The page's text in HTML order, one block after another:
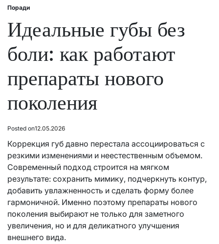
Posted
Поради
Идеальные губы без
боли: как работают
препараты нового
поколения
Posted on12.05.2026
Коррекция губ давно перестала ассоциироваться с
резкими изменениями и неестественным объемом.
Современный подход строится на мягком
результате: сохранить мимику, подчеркнуть контур,
добавить увлажненность и сделать форму более
гармоничной. Именно поэтому препараты нового
поколения выбирают не только для заметного
увеличения, но и для деликатного улучшения
внешнего вида.